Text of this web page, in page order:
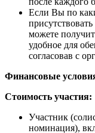
Если Вы по
можете
удобное для
согласовав с
Финансовые
Стоимость участия:
Участник
номинация),